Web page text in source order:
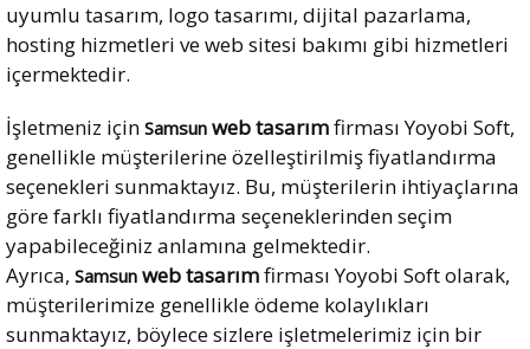
uyumlu tasarım, logo tasarımı, dijital pazarlama,
hosting hizmetleri ve web sitesi bakımı gibi hizmetleri
içermektedir.
İşletmeniz için Samsun web tasarımfirması Yoyobi Soft,
genellikle müşterilerine özelleştirilmiş fiyatlandırma
seçenekleri sunmaktayız. Bu, müşterilerin ihtiyaçlarına
göre farklı fiyatlandırma seçeneklerinden seçim
yapabileceğiniz anlamına gelmektedir.
Ayrıca, Samsun web tasarımfirması Yoyobi Soft olarak,
müşterilerimize genellikle ödeme kolaylıkları
sunmaktayız, böylece sizlere işletmelerimiz için bir